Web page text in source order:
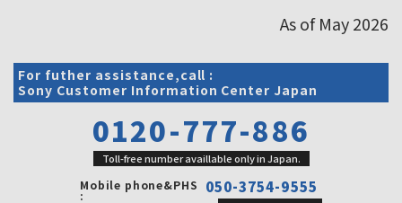
As of May 2026
For futher assistance,call :
Sony Customer Information Center Japan
0120-777-886
Toll-free number availlable only in Japan.
Mobile phone&PHS
: 050-3754-9555